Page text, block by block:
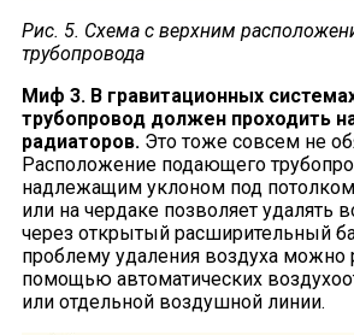
Рис. 5. Схема с верхним
трубопровода
Миф 3. В гравитационных
трубопровод должен проходить
радиаторов.Это тоже совсем не
Расположение подающего
надлежащим уклоном под
или на чердаке позволяет удалять
через открытый расширительный
проблему удаления воздуха можно
помощью автоматических
или отдельной воздушной линии.